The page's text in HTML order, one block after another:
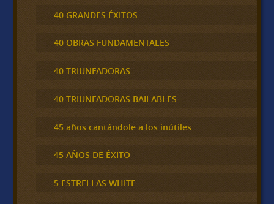
40 GRANDES ÉXITOS
40 OBRAS FUNDAMENTALES
40 TRIUNFADORAS
40 TRIUNFADORAS BAILABLES
45 años cantándole a los inútiles
45 AÑOS DE ÉXITO
5 ESTRELLAS WHITE